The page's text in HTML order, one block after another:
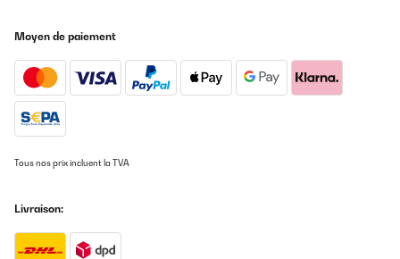
Moyen de paiement
Tous nos prix incluent la TVA
Livraison: